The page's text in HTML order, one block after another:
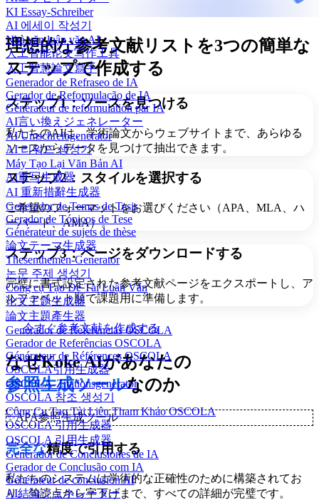
KI Essay-Schreiber
AI 에세이 작성기
Nhà văn luận văn AI
人工智能论文写作工具
人工智慧論文寫手
Generador de Refraseo de IA
Gerador de Reformulação de IA
Générateur de reformulation par IA
AI言い換えジェネレーター
AI Umschreibgenerator
AI 리워드 생성기
Máy Tạo Lại Văn Bản AI
AI重写生成器
AI 重新措辭生成器
Generador de Temas de Tesis
Gerador de Tópicos de Tese
Générateur de sujets de thèse
論文テーマ生成器
Thesenthemen-Generator
논문 주제 생성기
Công cụ Tạo Đề Tài Luận Văn
论文主题生成器
論文主題產生器
Generador de Referencias OSCOLA
Gerador de Referências OSCOLA
Générateur de Références OSCOLA
OSCOLA引用生成器
OSCOLA-Zitationsgenerator
OSCOLA 참조 생성기
Công Cụ Tạo Tài Liệu Tham Khảo OSCOLA
OSCOLA 引用生成器
OSCOLA 引用生成器
Generador de Conclusiones de IA
Gerador de Conclusão com IA
Générateur de conclusion AI
AI結論ジェネレーター
理想的な参考文献リストを3つの簡単な
ステップで作成する
ステップ1：ソースを見つける
私たちのAIは、学術論文からウェブサイトまで、あらゆる
ソースからデータを見つけて抽出できます。
ステップ2：スタイルを選択する
ご希望のフォーマットをお選びください（APA、MLA、ハ
ーバード、AMA）。
ステップ3：ページをダウンロードする
完璧に書式設定された参考文献ページをエクスポートし、ア
ルファベット順で課題用に準備します。
今すぐ参考文献を作成する
なぜKoke AIがあなたの
参照生成ツールなのか
✨APA参照生成ツール
完全な精度で引用する
私たちのシステムは学術的な正確性のために構築されてお
り、句読点から字下げまで、すべての詳細が完璧です。